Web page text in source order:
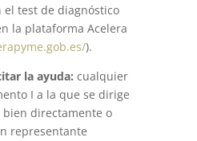
el test de diagnóstico
la plataforma Acelera
).
la ayuda: cualquier
I a la que se dirige
bien directamente o
representante